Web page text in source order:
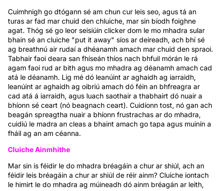
Cuimhnigh go dtógann sé am chun cur leis seo, agus tá an
turas ar fad mar chuid den chluiche, mar sin bíodh foighne
agat. Thóg sé go leor seisiúin clicker dom le mo mhadra sular
bhain sé an cluiche "put it away" síos ar deireadh, ach bhí sé
ag breathnú air rudaí a dhéanamh amach mar chuid den spraoi.
Tabhair faoi deara san fhíseán thíos nach bhfuil mórán le rá
agam faoi rud ar bith agus mo mhadra ag déanamh amach cad
atá le déanamh. Lig mé dó leanúint ar aghaidh ag iarraidh,
leanúint ar aghaidh ag oibriú amach dó féin an bhfreagra ar
cad atá á iarraidh, agus luach saothair a thabhairt dó nuair a
bhíonn sé ceart (nó beagnach ceart). Cuidíonn tost, nó gan ach
beagán spreagtha nuair a bhíonn frustrachas ar do mhadra,
cuidiú le madra an cleas a bhaint amach go tapa agus muinín a
fháil ag an am céanna.
Cluiche Ainmhithe
Mar sin is féidir le do mhadra bréagáin a chur ar shiúl, ach an
féidir leis bréagáin a chur ar shiúl de réir ainm? Cluiche iontach
le himirt le do mhadra ag múineadh dó ainm bréagán ar leith,